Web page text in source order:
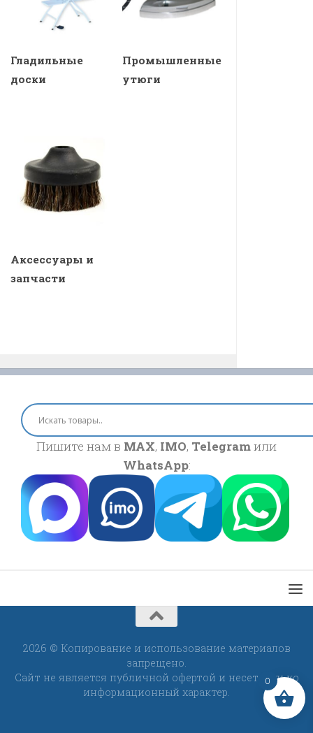
Гладильные
доски
Промышленные
утюги
Аксессуары и
запчасти
Пишите нам в MAX, IMO, Telegramили
WhatsApp:
2026 © Копирование и использование материалов
запрещено.
Сайт не является публичной офертой и несет только
информационный характер.
0